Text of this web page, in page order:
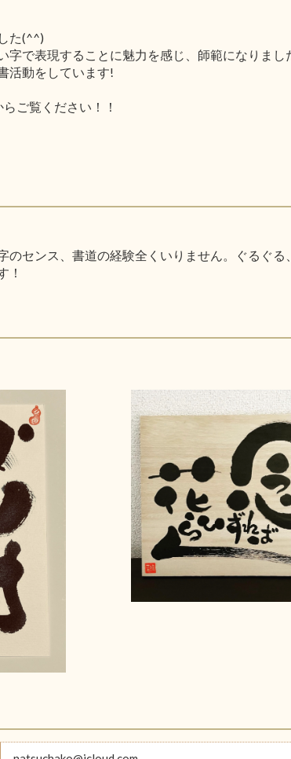
た(^^)
字で表現することに魅力を感じ、師範になりまし
活動をしています!
ご覧ください！！
のセンス、書道の経験全くいりません。ぐるぐ
！